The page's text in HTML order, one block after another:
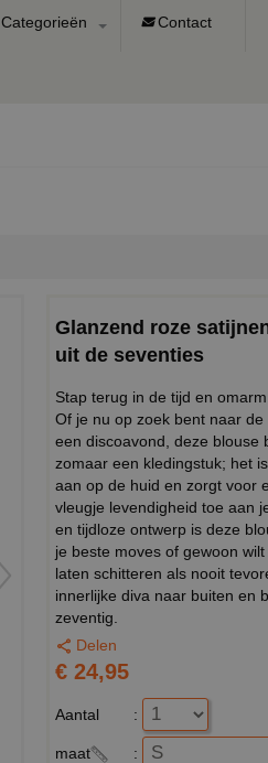
Categorieën Contact
Glanzend roze
uit de seventies
Stap terug in de tijd en
Of je nu op zoek bent naar
een discoavond, deze blouse
zomaar een kledingstuk; het
aan op de huid en zorgt voor
vleugje levendigheid toe aan
en tijdloze ontwerp is deze
je beste moves of gewoon
laten schitteren als nooit
innerlijke diva naar buiten en
zeventig.
Delen
€ 24,95
Aantal :
maat :